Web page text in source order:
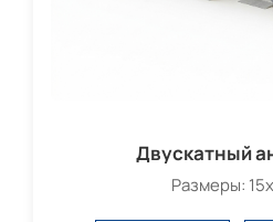
Двускатный
Размеры: